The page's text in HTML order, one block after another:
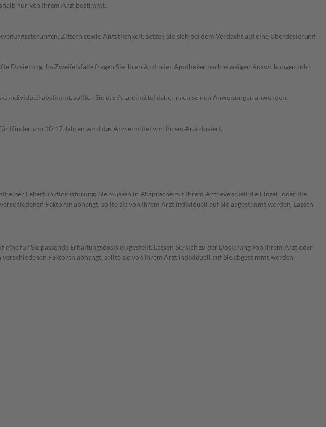
nur von Ihrem Arzt bestimmt.
Zittern sowie Ängstlichkeit. Setzen Sie sich bei dem Verdacht auf eine Überdosierung
Dosierung. Im Zweifelsfalle fragen Sie Ihren Arzt oder Apotheker nach etwaigen Auswirkungen oder
individuell abstimmt, sollten Sie das Arzneimittel daher nach seinen Anweisungen anwenden.
Kinder von 10-17 Jahren wird das Arzneimittel von Ihrem Arzt dosiert.
einer Leberfunktionsstörung: Sie müssen in Absprache mit Ihrem Arzt eventuell die Einzel- oder die
Faktoren abhängt, sollte sie von Ihrem Arzt individuell auf Sie abgestimmt werden. Lassen
für Sie passende Erhaltungsdosis eingestellt. Lassen Sie sich zu der Dosierung von Ihrem Arzt oder
Faktoren abhängt, sollte sie von Ihrem Arzt individuell auf Sie abgestimmt werden.